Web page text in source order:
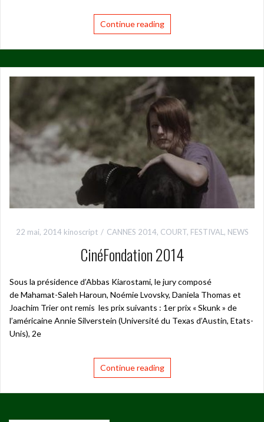
Continue reading
22 mai, 2014 kinoscript CANNES 2014, COURT, FESTIVAL , NEWS
CinéFondation 2014
Sous la présidence d’Abbas Kiarostami, le jury composé
de Mahamat-Saleh Haroun, Noémie Lvovsky, Daniela Thomas et
Joachim Trier ont remis les prix suivants : 1er prix « Skunk » de
l’américaine Annie Silverstein (Université du Texas d’Austin, Etats-
Unis), 2e
Continue reading